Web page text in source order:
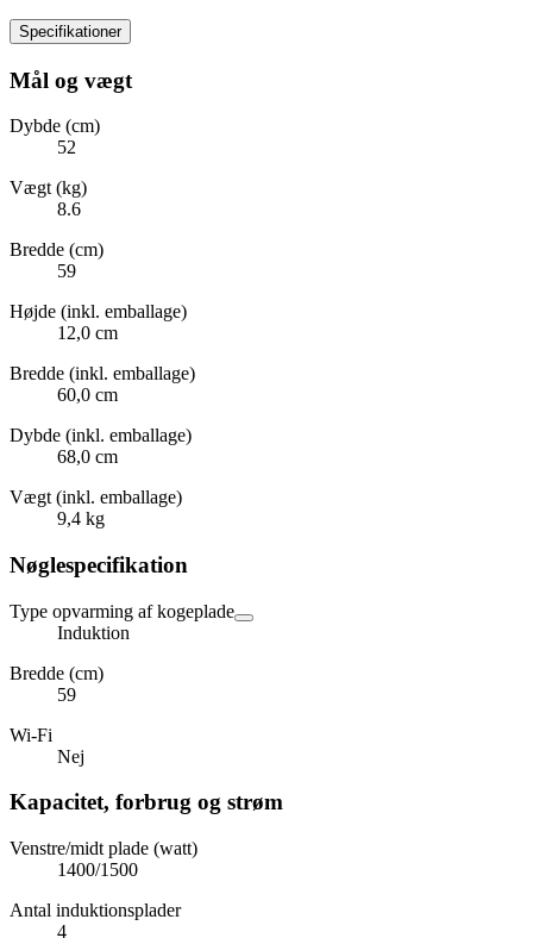
Specifikationer
Mål og vægt
Dybde (cm)
52
Vægt (kg)
8.6
Bredde (cm)
59
Højde (inkl. emballage)
12,0 cm
Bredde (inkl. emballage)
60,0 cm
Dybde (inkl. emballage)
68,0 cm
Vægt (inkl. emballage)
9,4 kg
Nøglespecifikation
Type opvarming af kogeplade
Induktion
Bredde (cm)
59
Wi-Fi
Nej
Kapacitet, forbrug og strøm
Venstre/midt plade (watt)
1400/1500
Antal induktionsplader
4